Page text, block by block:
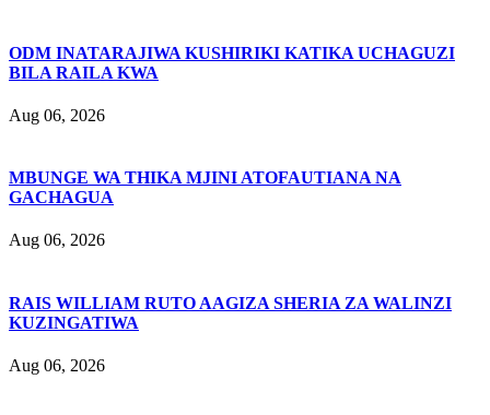
ODM INATARAJIWA KUSHIRIKI KATIKA UCHAGUZI
BILA RAILA KWA
Aug 06, 2026
MBUNGE WA THIKA MJINI ATOFAUTIANA NA
GACHAGUA
Aug 06, 2026
RAIS WILLIAM RUTO AAGIZA SHERIA ZA WALINZI
KUZINGATIWA
Aug 06, 2026